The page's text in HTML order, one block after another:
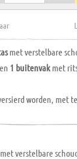
met verstelbare
en 1 buitenvak met
worden, met
verstelbare